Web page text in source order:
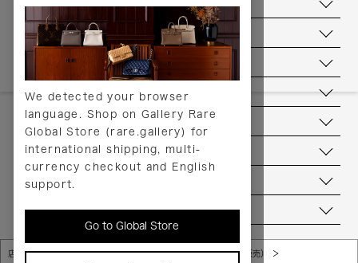
We detected your browser
language. Shop on Gallery Rare
Global Store (rare.gallery) for
international shipping, multi-
currency checkout and English
support.
Go to Global Store
お支払いについて
配送について
送料について
返品について
ヘルプ
お問い合わせ
当店について
店舗一覧 販売規約（店頭販売）